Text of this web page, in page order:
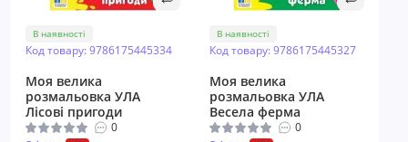
В наявності
Код товару: 9786175445334
Моя велика
розмальовка УЛА
Лісові пригоди
0
В наявності
Код товару: 9786175445327
Моя велика
розмальовка УЛА
Весела ферма
0